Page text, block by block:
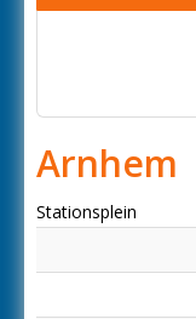
Arnhem
Stationsplein